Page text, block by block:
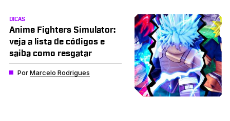
DICAS
Anime Fighters Simulator:
veja a lista de códigos e
saiba como resgatar
PorMarcelo Rodrigues